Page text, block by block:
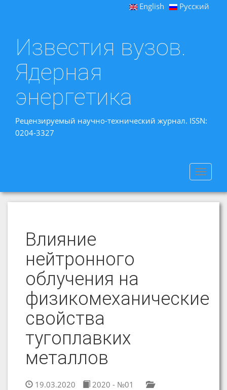
English Русский
Известия вузов.
Ядерная
энергетика
Рецензируемый научно-технический журнал. ISSN:
0204-3327
Toggle
Влияние
нейтронного
облучения на
физикомеханические
свойства
тугоплавких
металлов
19.03.2020
2020 - №01